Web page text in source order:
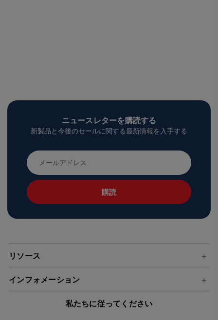
ニュースレターを購読する
新製品と今後のセールに関する最新情報を入手する
メ
ー
ル
ア
ド
リソース
インフォメーション
私たちに従ってください